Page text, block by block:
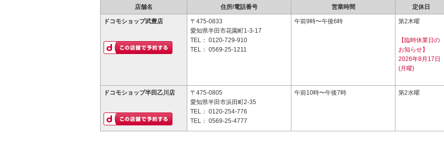
店舗名 住所/電話番号 営業時間 定休日
ドコモショップ武豊店
〒475-0833
愛知県半田市花園町1-3-17
TEL： 0120-729-910
TEL： 0569-25-1211
午前9時〜午後6時 第2木曜
【臨時休業日の
お知らせ】
2026年8月17日
(月曜)
ドコモショップ半田乙川店
〒475-0805
愛知県半田市浜田町2-35
TEL： 0120-254-776
TEL： 0569-25-4777
午前10時〜午後7時 第2水曜